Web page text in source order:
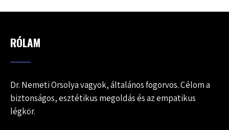
RÓLAM
Dr. Nemeti Orsolya vagyok, általános fogorvos. Célom a
biztonságos, esztétikus megoldás és az empatikus
légkör.